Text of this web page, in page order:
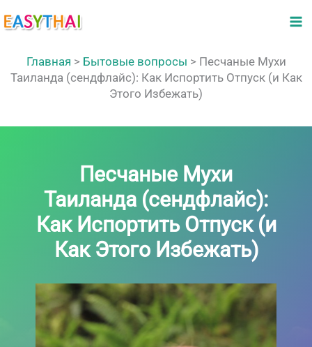
к
Главная > Бытовые вопросы > Песчаные Мухи
Таиланда (сендфлайс): Как Испортить Отпуск (и Как
Этого Избежать)
Песчаные Мухи
Таиланда (сендфлайс):
Как Испортить Отпуск (и
Как Этого Избежать)